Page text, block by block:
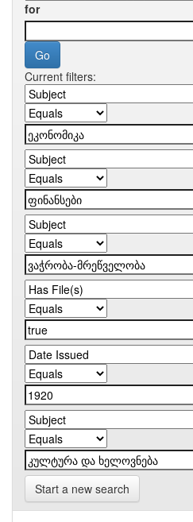
for
Current filters:
Start a new search